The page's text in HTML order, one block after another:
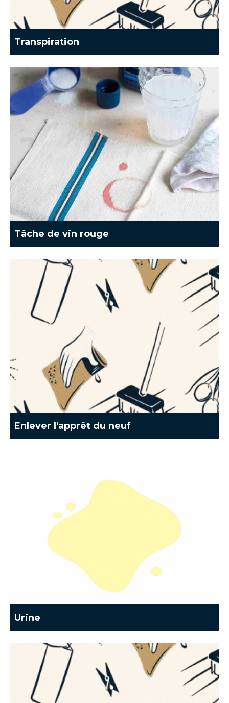
Transpiration
Tâche de vin rouge
Enlever l'apprêt du neuf
Urine